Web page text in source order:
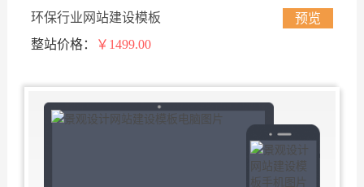
环保行业网站建设模板
预览
整站价格：
￥1499.00